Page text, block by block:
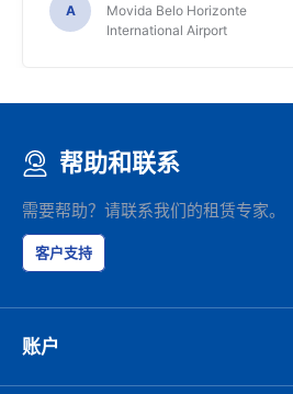
A
Movida Belo Horizonte
International Airport
帮助和联系
需要帮助？请联系我们的租赁专家。
客户支持
账户